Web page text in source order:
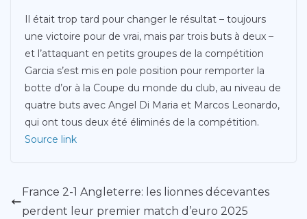
Il était trop tard pour changer le résultat – toujours
une victoire pour de vrai, mais par trois buts à deux –
et l’attaquant en petits groupes de la compétition
Garcia s’est mis en pole position pour remporter la
botte d’or à la Coupe du monde du club, au niveau de
quatre buts avec Angel Di Maria et Marcos Leonardo,
qui ont tous deux été éliminés de la compétition.
Source link
France 2-1 Angleterre: les lionnes décevantes
perdent leur premier match d’euro 2025